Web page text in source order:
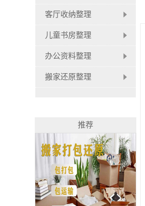
客厅收纳整理
儿童书房整理
办公资料整理
搬家还原整理
推荐